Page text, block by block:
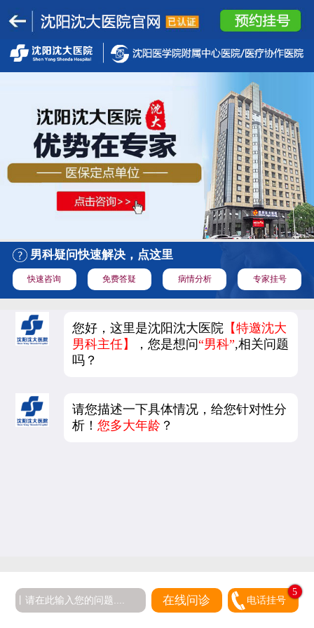
男科疑问快速解决，点这里
快速咨询 免费答疑 病情分析 专家挂号
您好，这里是沈阳沈大医院 【特邀沈大
男科主任】
，您是想问“男科” ,相关问题
吗？
请您描述一下具体情况，给您针对性分
析！您多大年龄 ？
在线问诊 电话挂号
5